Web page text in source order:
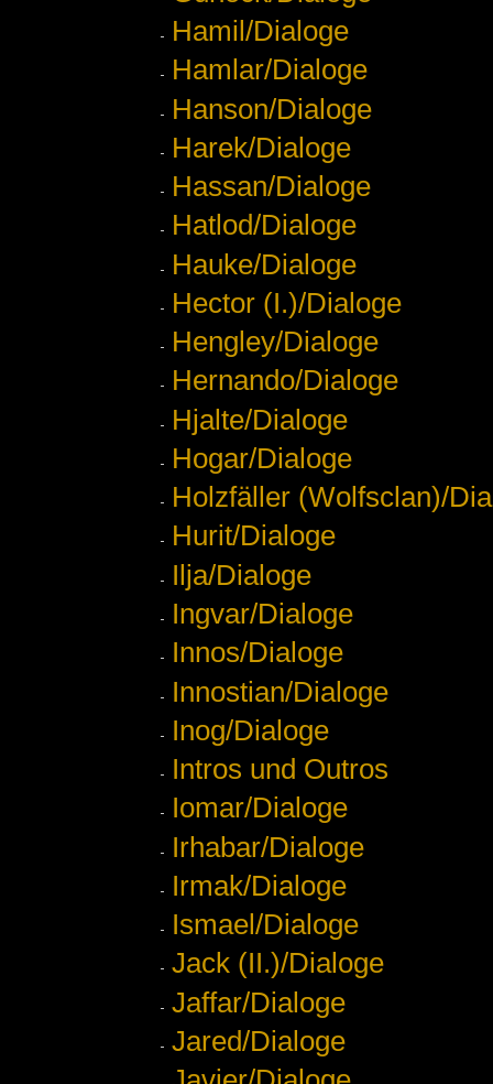
Hamil/Dialoge
Hamlar/Dialoge
Hanson/Dialoge
Harek/Dialoge
Hassan/Dialoge
Hatlod/Dialoge
Hauke/Dialoge
Hector (I.)/Dialoge
Hengley/Dialoge
Hernando/Dialoge
Hjalte/Dialoge
Hogar/Dialoge
Holzfäller (Wolfsclan)/
Hurit/Dialoge
Ilja/Dialoge
Ingvar/Dialoge
Innos/Dialoge
Innostian/Dialoge
Inog/Dialoge
Intros und Outros
Iomar/Dialoge
Irhabar/Dialoge
Irmak/Dialoge
Ismael/Dialoge
Jack (II.)/Dialoge
Jaffar/Dialoge
Jared/Dialoge